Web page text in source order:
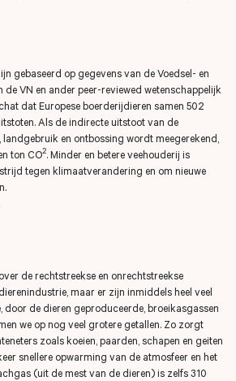
gebaseerd op gegevens van de Voedsel- en
VN en ander peer-reviewed wetenschappelijk
dat Europese boerderijdieren samen 502
Als de indirecte uitstoot van de
en ontbossing wordt meegerekend,
ton CO2. Minder en betere veehouderij is
tegen klimaatverandering en om nieuwe
de rechtstreekse en onrechtstreekse
maar er zijn inmiddels heel veel
door de dieren geproduceerde, broeikasgassen
we op nog veel grotere getallen. Zo zorgt
zoals koeien, paarden, schapen en geiten
snellere opwarming van de atmosfeer en het
(uit de mest van de dieren) is zelfs 310